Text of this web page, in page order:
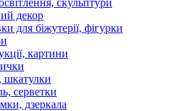
скульптури
декор
для біжутерії, фігурки
картини
шкатулки
серветки
дзеркала